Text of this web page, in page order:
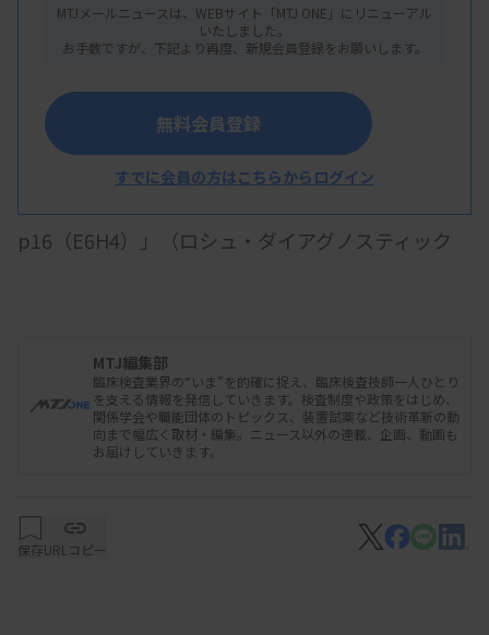
厚生労働省はこのほど、6月分の承認簿を公表し
た。体外診断用医薬品の新規承認は、p16タンパク
キット「ベンタナ OptiView CINtec
p16（E6H4）」（ロシュ・ダイアグノスティック
医療機器の新規承認では、心臓カテーテル用検査
装置「Fidelaモニタ」（Opsens Inc.、18日付）、
テム」（フクダ電子、19日付）などが承認されてい
MTJメールニュースは、WEBサイト「MTJ ONE」にリニューアル
いたしました。
お手数ですが、下記より再度、新規会員登録をお願いします。
無料会員登録
すでに会員の方はこちらからログイン
MTJ編集部
臨床検査業界の“いま”を的確に捉え、臨床検査技師一人ひとり
を支える情報を発信していきます。検査制度や政策をはじめ、
関係学会や職能団体のトピックス、装置試薬など技術革新の動
向まで幅広く取材・編集。ニュース以外の連載、企画、動画も
お届けしていきます。
保存URLコピー